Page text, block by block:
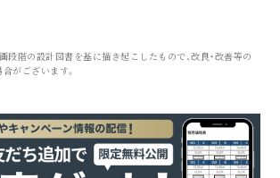
段階の設計図書を基に描き起こしたもので、改良・改善等の
がございます。